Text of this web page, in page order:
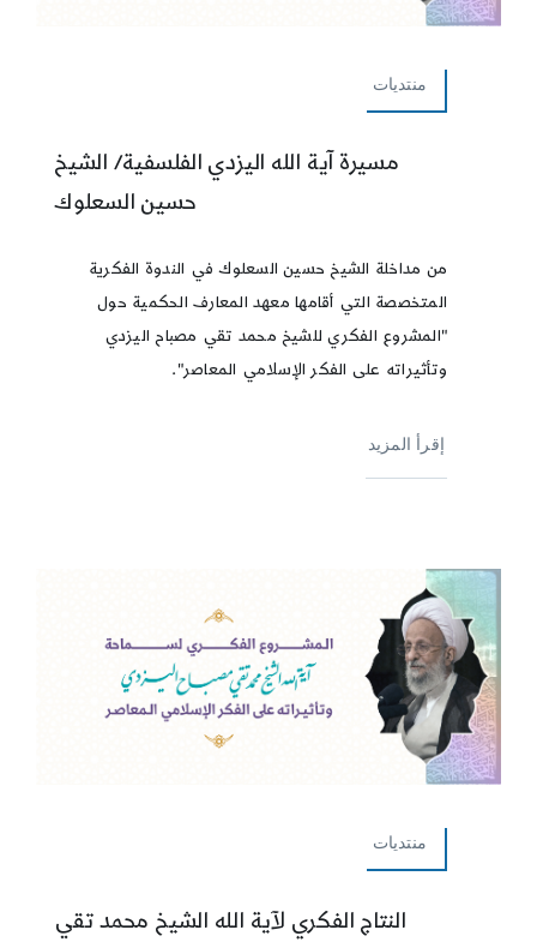
منتديات
مسيرة آية الله اليزدي الفلسفية/ الشيخ
حسين السعلوك
من مداخلة الشيخ حسين السعلوك في الندوة الفكرية
المتخصصة التي أقامها معهد المعارف الحكمية حول
"المشروع الفكري للشيخ محمد تقي مصباح اليزدي
وتأثيراته على الفكر الإسلامي المعاصر".
إقرأ المزيد
منتديات
النتاج الفكري لآية الله الشيخ محمد تقي